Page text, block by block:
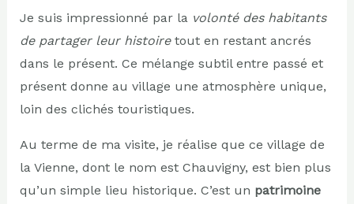
Je suis impressionné par la volonté des habitants
de partager leur histoiretout en restant ancrés
dans le présent. Ce mélange subtil entre passé et
présent donne au village une atmosphère unique,
loin des clichés touristiques.
Au terme de ma visite, je réalise que ce village de
la Vienne, dont le nom est Chauvigny, est bien plus
qu’un simple lieu historique. C’est un patrimoine